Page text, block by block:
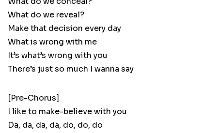
What do we reveal?
Make that decision every day
What is wrong with me
It’s what’s wrong with you
There’s just so much I wanna say
[Pre-Chorus]
I like to make-believe with you
Da, da, da, da, do, do, do